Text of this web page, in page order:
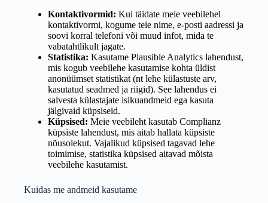
Kontaktivormid: Kui täidate meie veebilehel
kontaktivormi, kogume teie nime, e-posti aadressi ja
soovi korral telefoni või muud infot, mida te
vabatahtlikult jagate.
Statistika: Kasutame Plausible Analytics lahendust,
mis kogub veebilehe kasutamise kohta üldist
anonüümset statistikat (nt lehe külastuste arv,
kasutatud seadmed ja riigid). See lahendus ei
salvesta külastajate isikuandmeid ega kasuta
jälgivaid küpsiseid.
Küpsised: Meie veebileht kasutab Complianz
küpsiste lahendust, mis aitab hallata küpsiste
nõusolekut. Vajalikud küpsised tagavad lehe
toimimise, statistika küpsised aitavad mõista
veebilehe kasutamist.
Kuidas me andmeid kasutame